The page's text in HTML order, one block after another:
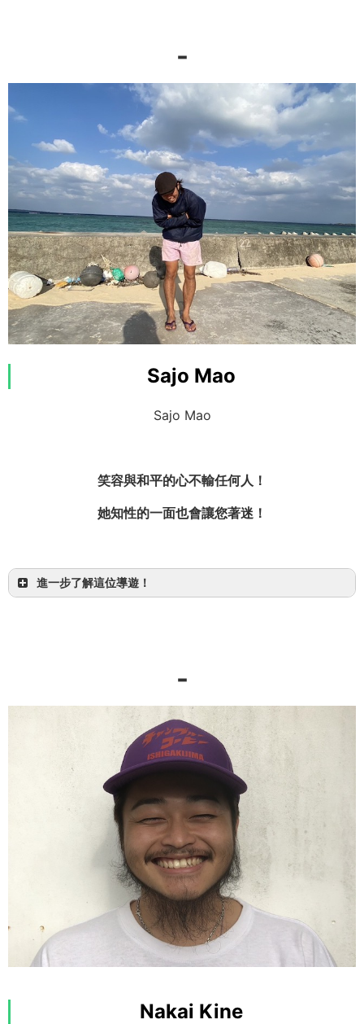
【一日】猶豫就選這個！兩大經典：紅樹林 SUP/獨
木舟＆巴拉斯島浮潛
能享受西表島的經典方案！
初學者也能享受，因此很推薦！
查看是什麼樣的行程！
興趣：看足球（名古屋鯨魚、曼聯）、桑拿
特技：足球應援
我是來自愛知的鬍子男！
OMSB 水難救助員
中型駕照
西表島獨有絕景 × 西表島獨有絕景
一定會被自然的力量與美麗感動！
查看是什麼樣的行程！
-
Sajo Mao
Sajo Mao
笑容與和平的心不輸任何人！
她知性的一面也會讓您著迷！
進一步了解這位導遊！
興趣：與人聊天
特技：在自然中遊玩
我會全力介紹我深愛的西表島，
透過行程帶您認識。
-
Nakai Kine